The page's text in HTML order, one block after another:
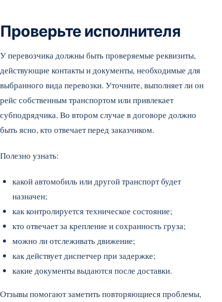
Проверьте исполнителя
У перевозчика должны быть проверяемые реквизиты,
действующие контакты и документы, необходимые для
выбранного вида перевозки. Уточните, выполняет ли он
рейс собственным транспортом или привлекает
субподрядчика. Во втором случае в договоре должно
быть ясно, кто отвечает перед заказчиком.
Полезно узнать:
какой автомобиль или другой транспорт будет
назначен;
как контролируется техническое состояние;
кто отвечает за крепление и сохранность груза;
можно ли отслеживать движение;
как действует диспетчер при задержке;
какие документы выдаются после доставки.
Отзывы помогают заметить повторяющиеся проблемы,